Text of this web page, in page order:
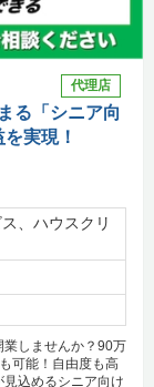
代理店
る「シニア向
実現！
、ハウスクリ
業しませんか？90万
可能！自由度も高
込めるシニア向け